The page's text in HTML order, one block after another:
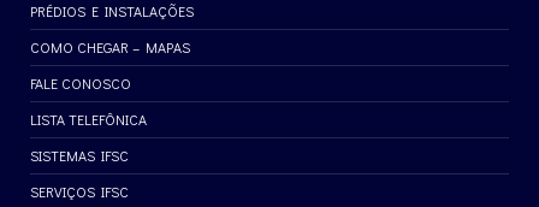
PRÉDIOS E INSTALAÇÕES
COMO CHEGAR – MAPAS
FALE CONOSCO
LISTA TELEFÔNICA
SISTEMAS IFSC
SERVIÇOS IFSC